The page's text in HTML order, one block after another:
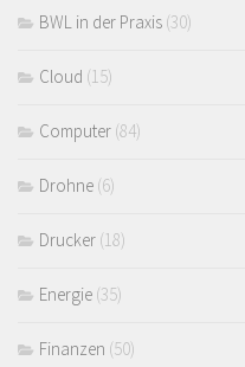
BWL in der Praxis (30)
Cloud (15)
Computer (84)
Drohne (6)
Drucker (18)
Energie (35)
Finanzen (50)